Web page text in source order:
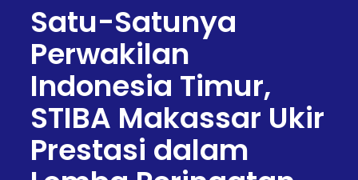
Satu-Satunya
Perwakilan
Indonesia Timur,
STIBA Makassar Ukir
Prestasi dalam